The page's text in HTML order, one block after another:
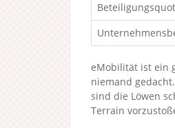
eMobilität ist ein
niemand
sind die Löwen
Terrain